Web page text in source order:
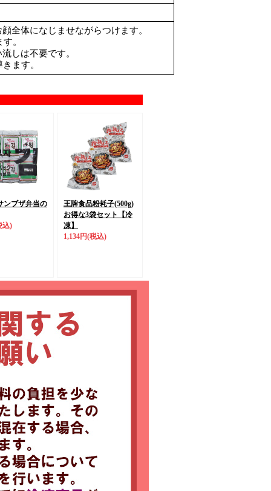
全体になじませながらつけます。
。
しは不要です。
ます。
ンブザ弁当の
込)
王牌食品粉耗子(500g)
お得な3袋セット【冷
凍】
1,134円(税込)